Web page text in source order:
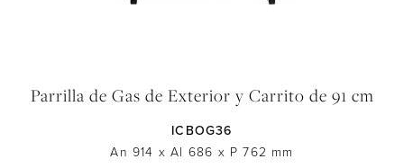
Parrilla de Gas de Exterior y Carrito de 91 cm
ICBOG36
An 914 x Al 686 x P 762 mm